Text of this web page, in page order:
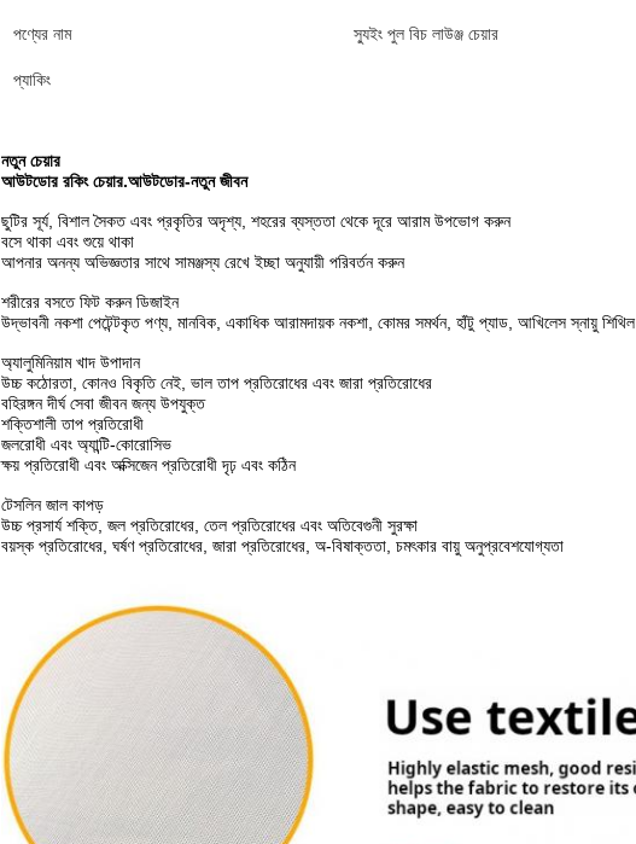
পণ্যের নাম স্যুইং পুল বিচ লাউঞ্জ চেয়ার
প্যাকিং
নতুন চেয়ার
আউটডোর রকিং চেয়ার.আউটডোর-নতুন জীবন
ছুটির সূর্য, বিশাল সৈকত এবং প্রকৃতির অদৃশ্য, শহরের ব্যস্ততা থেকে দূরে আরাম উপভোগ করুন
বসে থাকা এবং শুয়ে থাকা
আপনার অনন্য অভিজ্ঞতার সাথে সামঞ্জস্য রেখে ইচ্ছা অনুযায়ী পরিবর্তন করুন
শরীরের বসতে ফিট করুন ডিজাইন
উদ্ভাবনী নকশা পেটেন্টকৃত পণ্য, মানবিক, একাধিক আরামদায়ক নকশা, কোমর সমর্থন, হাঁটু প্যাড, আখিলেস স্নায়ু শিথিল
অ্যালুমিনিয়াম খাদ উপাদান
উচ্চ কঠোরতা, কোনও বিকৃতি নেই, ভাল তাপ প্রতিরোধের এবং জারা প্রতিরোধের
বহিরঙ্গন দীর্ঘ সেবা জীবন জন্য উপযুক্ত
শক্তিশালী তাপ প্রতিরোধী
জলরোধী এবং অ্যান্টি-কোরোসিভ
ক্ষয় প্রতিরোধী এবং অক্সিজেন প্রতিরোধী দৃঢ় এবং কঠিন
টেসলিন জাল কাপড়
উচ্চ প্রসার্য শক্তি, জল প্রতিরোধের, তেল প্রতিরোধের এবং অতিবেগুনী সুরক্ষা
বয়স্ক প্রতিরোধের, ঘর্ষণ প্রতিরোধের, জারা প্রতিরোধের, অ-বিষাক্ততা, চমৎকার বায়ু অনুপ্রবেশযোগ্যতা